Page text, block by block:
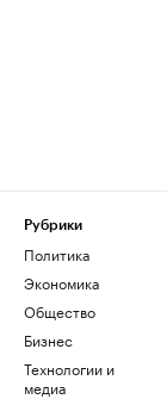
Рубрики
Политика
Экономика
Общество
Бизнес
Технологии и
медиа